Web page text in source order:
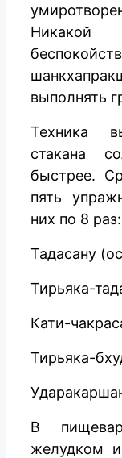
выполнять
Техника
стакана
быстрее.
пять
них по 8 раз:
Тадасану
Тирьяка-
Кати-
Тирьяка-
В
желудком